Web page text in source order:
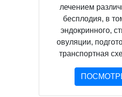
лечением
бесплодия, в
эндокринного,
овуляции,
транспортная